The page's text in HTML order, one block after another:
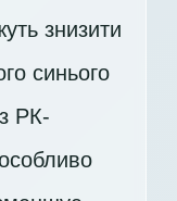
знизити
синього
РК-